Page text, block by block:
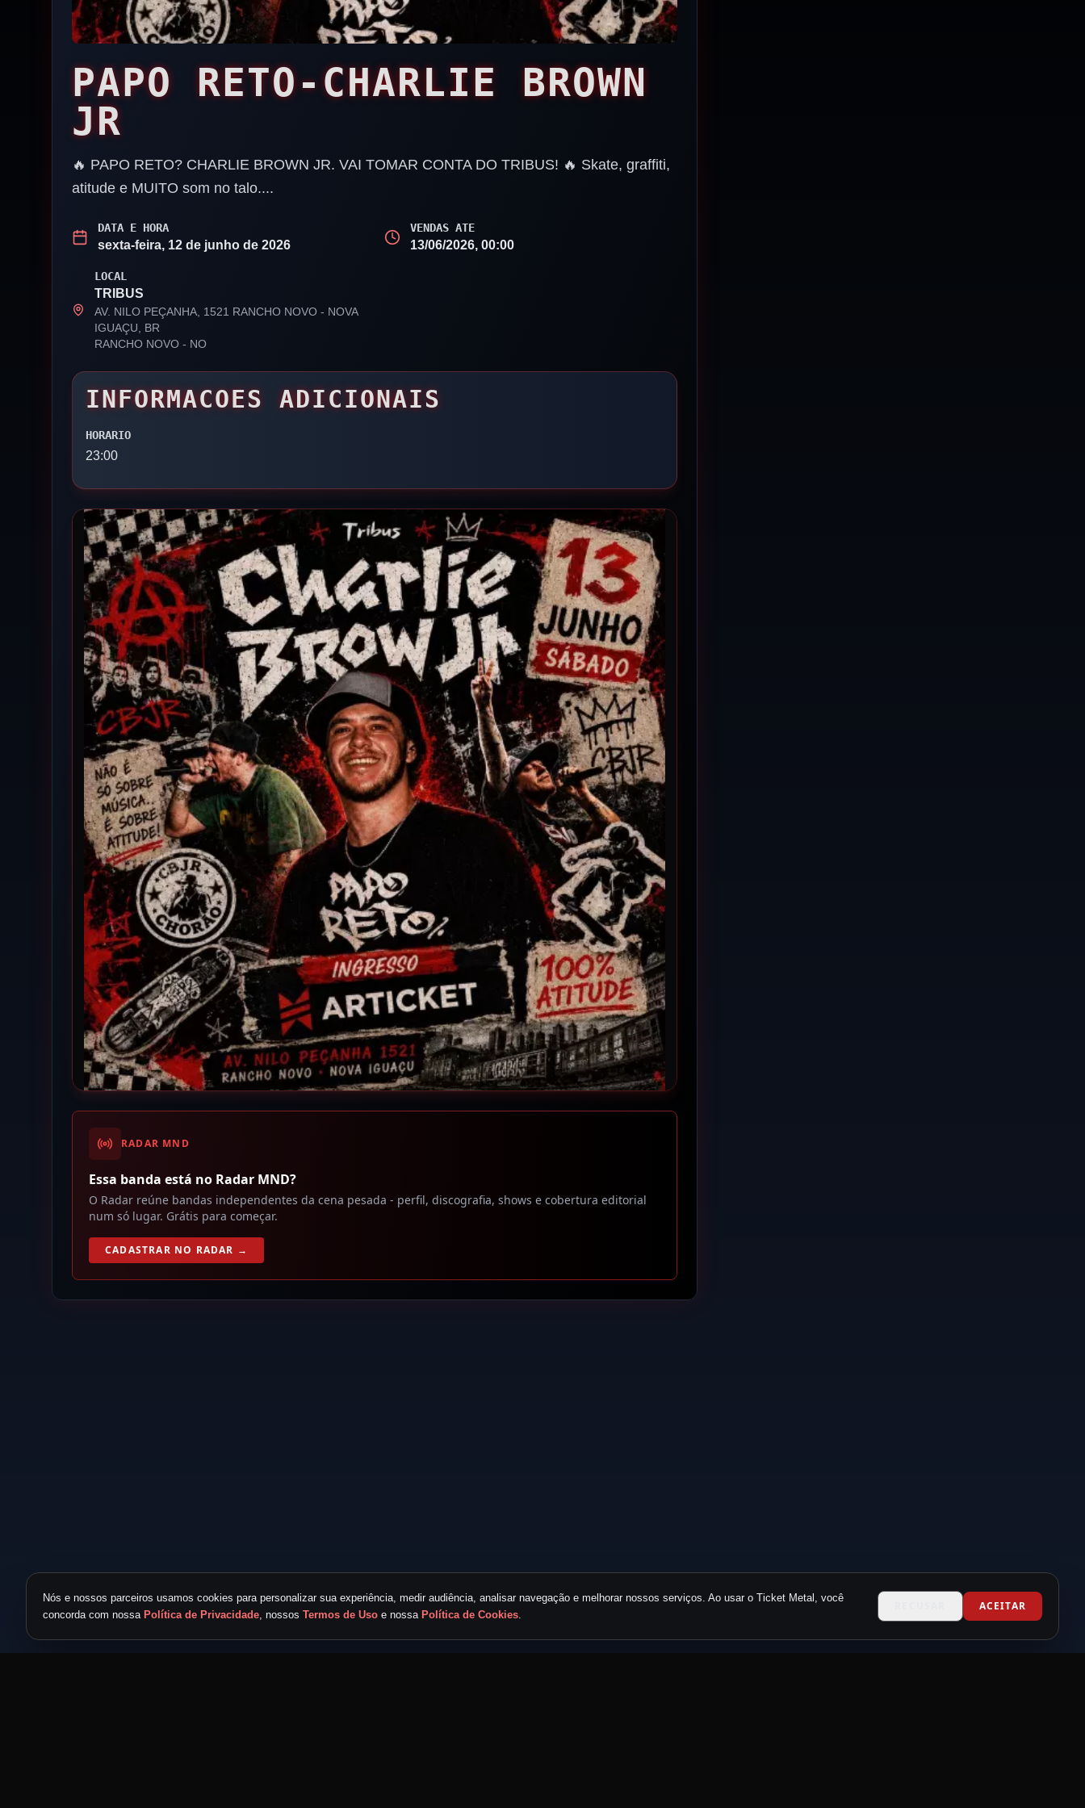
PAPO RETO-CHARLIE BROWN
JR
🔥 PAPO RETO? CHARLIE BROWN JR. VAI TOMAR CONTA DO TRIBUS! 🔥 Skate, graffiti,
atitude e MUITO som no talo....
DATA E HORA
sexta-feira, 12 de junho de 2026
LOCAL
TRIBUS
AV. NILO PEÇANHA, 1521 RANCHO NOVO - NOVA
IGUAÇU, BR
RANCHO NOVO - NO
VENDAS ATE
13/06/2026, 00:00
INFORMACOES ADICIONAIS
HORARIO
23:00
RADAR MND
Essa banda está no Radar MND?
O Radar reúne bandas independentes da cena pesada - perfil, discografia, shows e cobertura editorial
num só lugar. Grátis para começar.
CADASTRAR NO RADAR →
Nós e nossos parceiros usamos cookies para personalizar sua experiência, medir audiência, analisar navegação e melhorar nossos serviços. Ao usar o Ticket Metal, você
concorda com nossa Política de Privacidade, nossos Termos de Uso e nossa Política de Cookies.
ACEITAR